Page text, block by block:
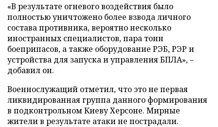
«В результате огневого воздействия было
полностью уничтожено более взвода личного
состава противника, вероятно несколько
иностранных специалистов, пара тонн
боеприпасов, а также оборудование РЭБ, РЭР и
устройства для запуска и управления БПЛА», –
добавил он.
Военнослужащий отметил, что это не первая
ликвидированная группа данного формирования
в подконтрольном Киеву Херсоне. Мирные
жители в результате атаки не пострадали.